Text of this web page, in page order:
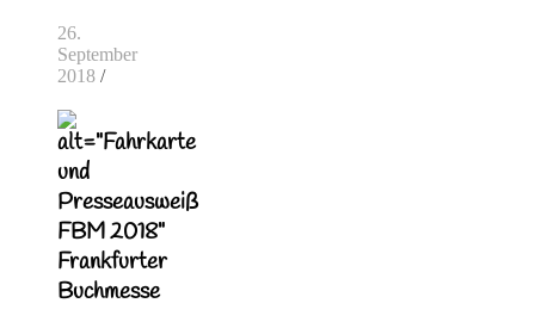
26.
September
2018 /
Frankfurter
Buchmesse